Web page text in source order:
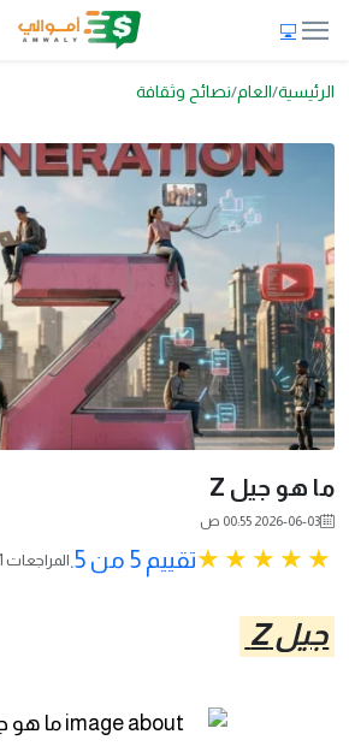
الرئيسية العام نصائح وثقافة
ما هو جيل Z
2026-06-03 00:55 ص
تقييم 5 من 5. 1 المراجعات
جيل Z